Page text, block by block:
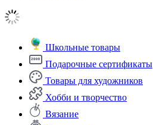
Школьные товары
Подарочные сертификаты
Товары для художников
Хобби и творчество
Вязание